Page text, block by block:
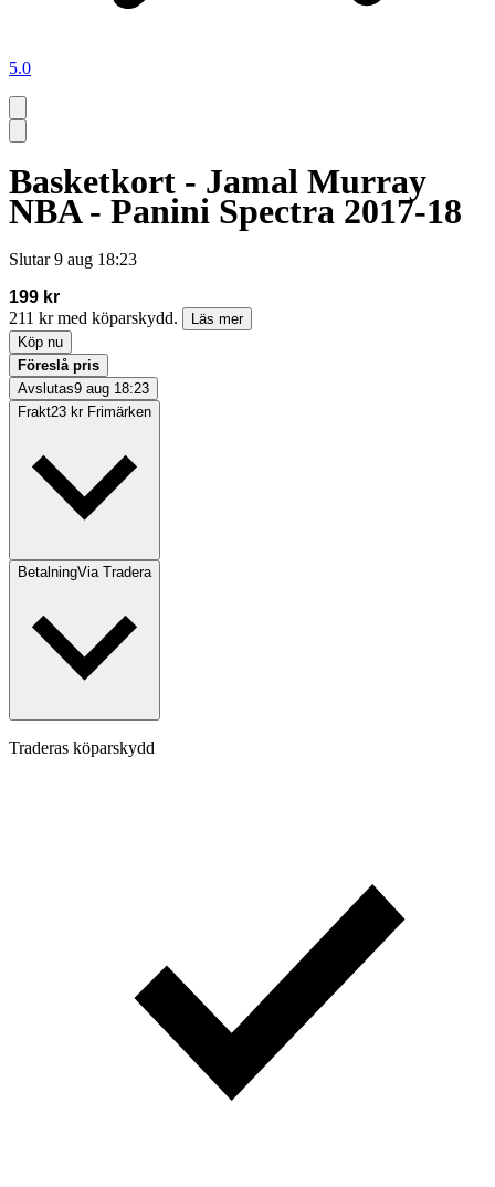
5.0
Basketkort - Jamal Murray
NBA - Panini Spectra 2017-18
Slutar 9 aug 18:23
199 kr
211 kr med köparskydd.
Läs mer
Köp nu
Föreslå pris
Avslutas9 aug 18:23
Frakt23 kr Frimärken
BetalningVia Tradera
Traderas köparskydd